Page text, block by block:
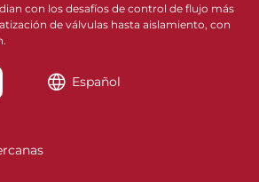
con los desafíos de control de flujo más
de válvulas hasta aislamiento, con
Español